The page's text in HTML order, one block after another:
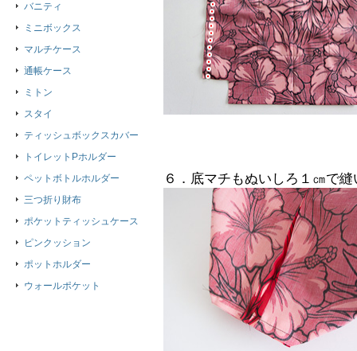
６．底マチもぬいしろ１㎝で
バニティ
ミニボックス
マルチケース
通帳ケース
ミトン
スタイ
ティッシュボックスカバー
トイレットPホルダー
ペットボトルホルダー
三つ折り財布
ポケットティッシュケース
ピンクッション
ポットホルダー
ウォールポケット